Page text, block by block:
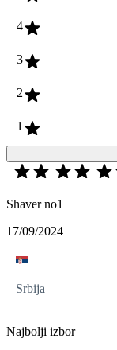
4
3
2
1
Shaver no1
17/09/2024
Srbija
Najbolji izbor